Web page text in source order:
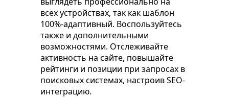
всех устройствах, так как шаблон
100%-адаптивный. Воспользуйтесь
также и дополнительными
возможностями. Отслеживайте
активность на сайте, повышайте
рейтинги и позиции при запросах в
поисковых системах, настроив SEO-
интеграцию.